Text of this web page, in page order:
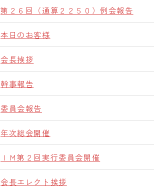
第２６回（通算２２５０）例会報告
本日のお客様
会長挨拶
幹事報告
委員会報告
年次総会開催
ＩＭ第２回実行委員会開催
会長エレクト挨拶